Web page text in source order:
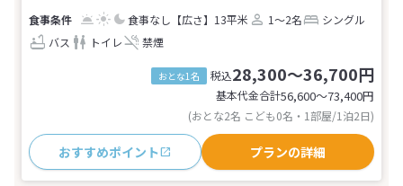
食事なし 【広さ】13平米 1～2名
シングル
バス
トイレ 禁煙
おとな1名 税込28,300～36,700円
基本代金合計56,600〜73,400円
(おとな2名 こども0名・1部屋/1泊2日)
おすすめポイント プランの詳細